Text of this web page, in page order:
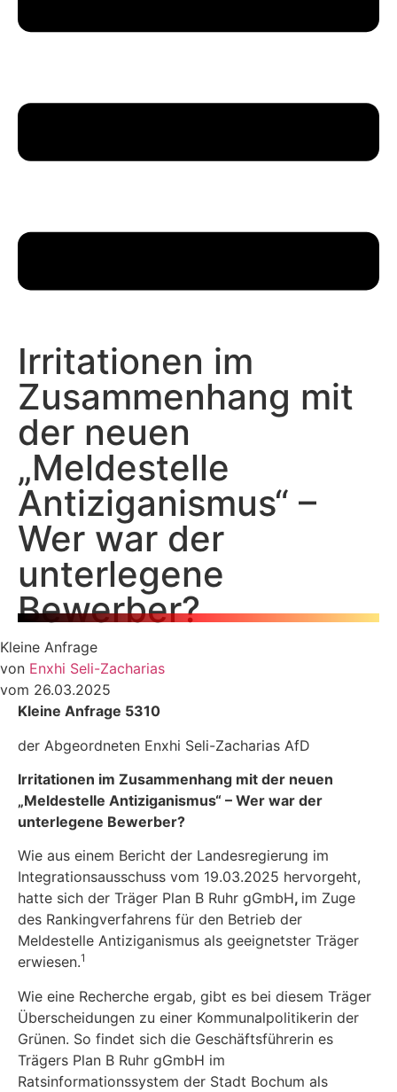
Irritationen im
Zusammenhang mit
der neuen
„Meldestelle
Antiziganismus“ –
Wer war der
unterlegene
Bewerber?
Kleine Anfrage
von Enxhi Seli-Zacharias
vom 26.03.2025
Kleine Anfrage 5310
der Abgeordneten Enxhi Seli-Zacharias AfD
Irritationen im Zusammenhang mit der neuen
„Meldestelle Antiziganismus“ – Wer war der
unterlegene Bewerber?
Wie aus einem Bericht der Landesregierung im
Integrationsausschuss vom 19.03.2025 hervorgeht,
hatte sich der Träger Plan B Ruhr gGmbH, im Zuge
des Rankingverfahrens für den Betrieb der
Meldestelle Antiziganismus als geeignetster Träger
erwiesen.1
Wie eine Recherche ergab, gibt es bei diesem Träger
Überscheidungen zu einer Kommunalpolitikerin der
Grünen. So findet sich die Geschäftsführerin es
Trägers Plan B Ruhr gGmbH im
Ratsinformationssystem der Stadt Bochum als